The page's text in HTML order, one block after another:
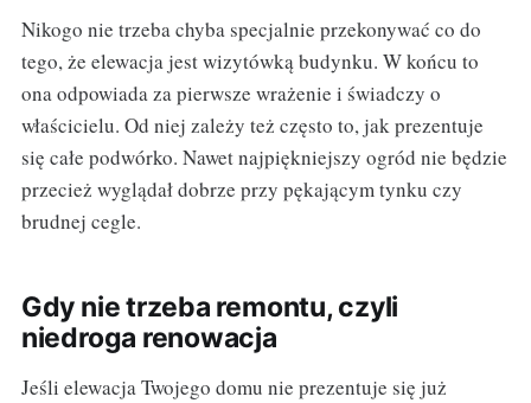
Nikogo nie trzeba chyba specjalnie przekonywać co do
tego, że elewacja jest wizytówką budynku. W końcu to
ona odpowiada za pierwsze wrażenie i świadczy o
właścicielu. Od niej zależy też często to, jak prezentuje
się całe podwórko. Nawet najpiękniejszy ogród nie będzie
przecież wyglądał dobrze przy pękającym tynku czy
brudnej cegle.
Gdy nie trzeba remontu, czyli
niedroga renowacja
Jeśli elewacja Twojego domu nie prezentuje się już